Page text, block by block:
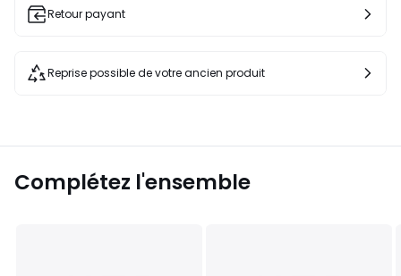
Retour payant
Reprise possible de votre ancien produit
Complétez l'ensemble